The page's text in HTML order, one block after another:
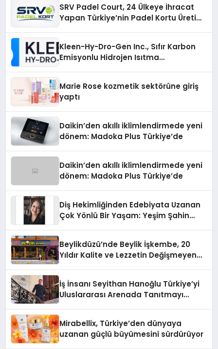
SRV Padel Court, 24 Ülkeye İhracat
Yapan Türkiye’nin Padel Kortu Üretim
Kleen-Hy-Dro-Gen Inc., Sıfır Karbon
Emisyonlu Hidrojen Isıtma
Marie Rose kozmetik sektörüne giriş
yaptı
Daikin’den akıllı iklimlendirmede yeni
dönem: Madoka Plus Türkiye’de
Daikin’den akıllı iklimlendirmede yeni
dönem: Madoka Plus Türkiye’de
Diş Hekimliğinden Edebiyata Uzanan
Çok Yönlü Bir Yaşam: Yeşim Şahin
Beylikdüzü’nde Beylik İşkembe, 20
Yıldır Kalite ve Lezzetin Değişmeyen
İş İnsanı Seyithan Hanoğlu Türkiye’yi
Uluslararası Arenada Tanıtmayı
Mirabellix, Türkiye’den dünyaya
uzanan güçlü büyümesini sürdürüyor